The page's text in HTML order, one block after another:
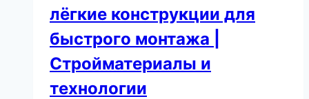
лёгкие конструкции для
быстрого монтажа |
Стройматериалы и
технологии